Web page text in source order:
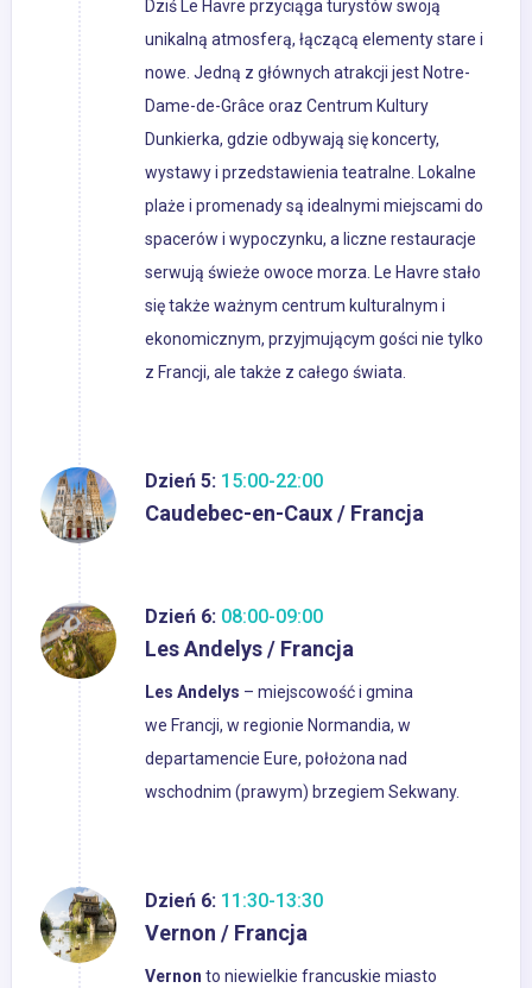
Dziś Le Havre przyciąga turystów swoją
unikalną atmosferą, łączącą elementy stare i
nowe. Jedną z głównych atrakcji jest Notre-
Dame-de-Grâce oraz Centrum Kultury
Dunkierka, gdzie odbywają się koncerty,
wystawy i przedstawienia teatralne. Lokalne
plaże i promenady są idealnymi miejscami do
spacerów i wypoczynku, a liczne restauracje
serwują świeże owoce morza. Le Havre stało
się także ważnym centrum kulturalnym i
ekonomicznym, przyjmującym gości nie tylko
z Francji, ale także z całego świata.
Dzień 5: 15:00-22:00
Caudebec-en-Caux / Francja
Dzień 6: 08:00-09:00
Les Andelys / Francja
Les Andelys – miejscowość i gmina
we Francji, w regionie Normandia, w
departamencie Eure, położona nad
wschodnim (prawym) brzegiem Sekwany.
Dzień 6: 11:30-13:30
Vernon / Francja
Vernon to niewielkie francuskie miasto